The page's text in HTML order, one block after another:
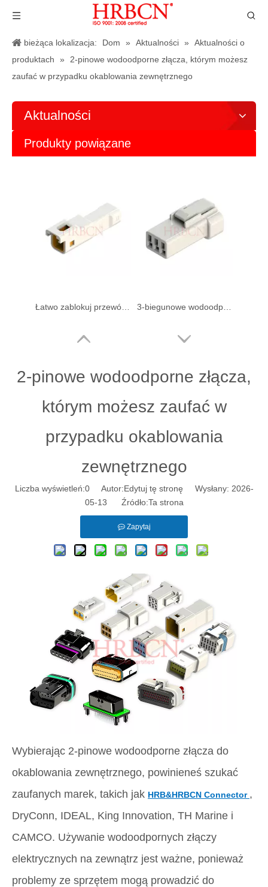
bieżąca lokalizacja: Dom » Aktualności »
Aktualności o
produktach
»
2-pinowe wodoodporne złącza, którym możesz
zaufać w przypadku okablowania zewnętrznego
Aktualności
Produkty powiązane
Wodoodporne złącze przewodu do płytki o rozstawie 11,0 mm, 2-stykowe
2-pinowe wodoodporne złącza,
którym możesz zaufać w
przypadku okablowania
zewnętrznego
Liczba wyświetleń:0Autor:Edytuj tę stronę Wysłany: 2026-
05-13 Źródło:Ta strona
Zapytaj
Wybierając 2-pinowe wodoodporne złącza do
okablowania zewnętrznego, powinieneś szukać
zaufanych marek, takich jak HRB&HRBCN Connector ,
DryConn, IDEAL, King Innovation, TH Marine i
CAMCO. Używanie wodoodpornych złączy
elektrycznych na zewnątrz jest ważne, ponieważ
problemy ze sprzętem mogą prowadzić do